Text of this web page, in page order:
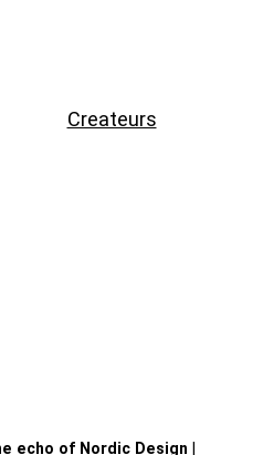
Createurs
echo of Nordic Design |